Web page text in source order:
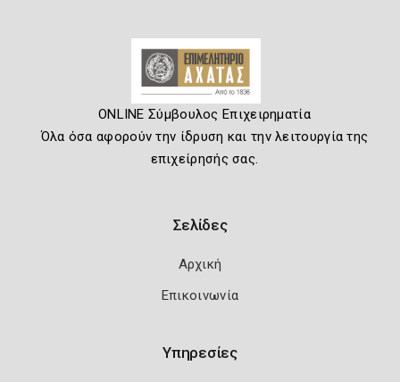
ONLINE Σύμβουλος Επιχειρηματία
Όλα όσα αφορούν την ίδρυση και την λειτουργία της
επιχείρησής σας.
Σελίδες
Αρχική
Επικοινωνία
Υπηρεσίες